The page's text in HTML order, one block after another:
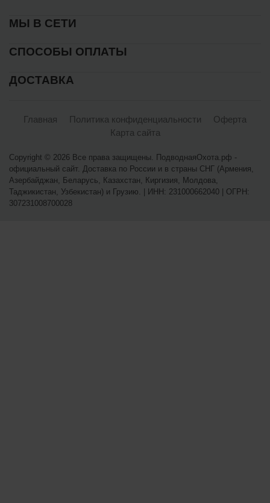
МЫ В СЕТИ
СПОСОБЫ ОПЛАТЫ
ДОСТАВКА
Главная Политика конфиденциальности
Оферта
Карта сайта
Copyright © 2026 Все права защищены. ПодводнаяОхота.рф -
официальный сайт. Доставка по России и в страны СНГ (Армения,
Азербайджан, Беларусь, Казахстан, Киргизия, Молдова,
Таджикистан, Узбекистан) и Грузию. | ИНН: 231000662040 | ОГРН:
307231008700028